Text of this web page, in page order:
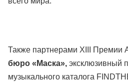
Также партнерами XIII Премии
бюро «Маска», эксклюзивный
музыкального каталога